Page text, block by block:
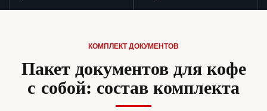
КОМПЛЕКТ ДОКУМЕНТОВ
Пакет документов для кофе
с собой: состав комплекта